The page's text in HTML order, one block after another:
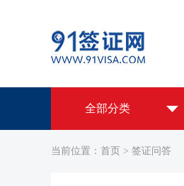
全部分类
全球签证办理中心
当前位置： 首页 > 签证问答